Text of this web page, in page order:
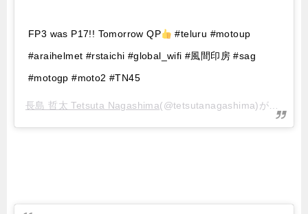
FP3 was P17!! Tomorrow QP
#teluru #motoup
#araihelmet #rstaichi #global_wifi #風間印房 #sag
#motogp #moto2 #TN45
長島 哲太 Tetsuta Nagashima(@tetsutanagashima)がシェアした投稿 –